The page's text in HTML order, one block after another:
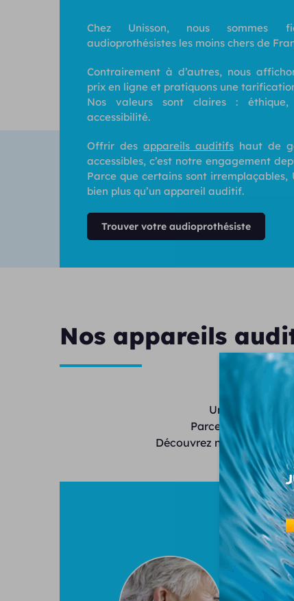
Chez Unisson, nous sommes
audioprothésistes les moins chers de
Contrairement à d’autres, nous
prix en ligne et pratiquons une
Nos valeurs sont claires : éthique,
accessibilité.
Offrir des appareils auditifshaut de
accessibles, c’est notre engagement
Parce que certains sont irremplaçables,
bien plus qu’un appareil auditif.
Trouver votre audioprothésiste
Nos appareils
Unisson
Parce que chaque
Découvrez nos modèles